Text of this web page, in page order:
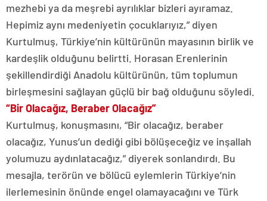
mezhebi ya da meşrebi ayrılıklar bizleri ayıramaz.
Hepimiz aynı medeniyetin çocuklarıyız,” diyen
Kurtulmuş, Türkiye’nin kültürünün mayasının birlik ve
kardeşlik olduğunu belirtti. Horasan Erenlerinin
şekillendirdiği Anadolu kültürünün, tüm toplumun
birleşmesini sağlayan güçlü bir bağ olduğunu söyledi.
“Bir Olacağız, Beraber Olacağız”
Kurtulmuş, konuşmasını, “Bir olacağız, beraber
olacağız, Yunus’un dediği gibi bölüşeceğiz ve inşallah
yolumuzu aydınlatacağız,” diyerek sonlandırdı. Bu
mesajla, terörün ve bölücü eylemlerin Türkiye’nin
ilerlemesinin önünde engel olamayacağını ve Türk